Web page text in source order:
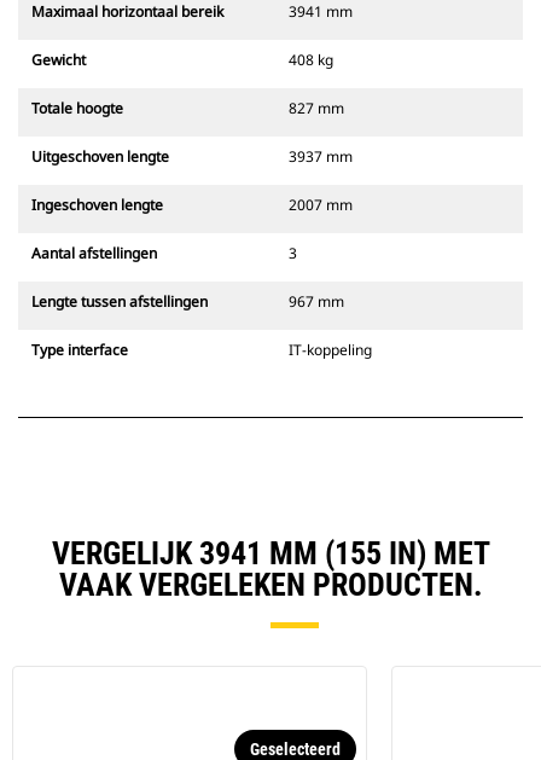
Maximaal horizontaal bereik 3941 mm
Gewicht 408 kg
Totale hoogte 827 mm
Uitgeschoven lengte 3937 mm
Ingeschoven lengte 2007 mm
Aantal afstellingen 3
Lengte tussen afstellingen 967 mm
Type interface IT-koppeling
VERGELIJK 3941 MM (155 IN) MET
VAAK VERGELEKEN PRODUCTEN.
Geselecteerd